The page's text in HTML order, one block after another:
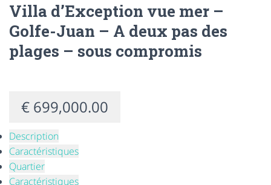
Villa d’Exception vue mer –
Golfe-Juan – A deux pas des
plages – sous compromis
€ 699,000.00
Description
Caractéristiques
Quartier
Caractéristiques